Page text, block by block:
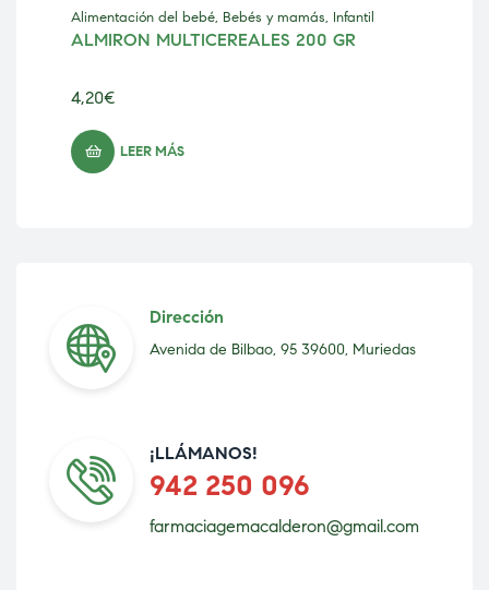
Alimentación del bebé, Bebés y mamás, Infantil
ALMIRON MULTICEREALES 200 GR
4,20€
LEER MÁS
Dirección
Avenida de Bilbao, 95 39600, Muriedas
¡LLÁMANOS!
942 250 096
farmaciagemacalderon@gmail.com